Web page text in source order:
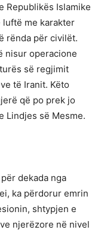
Republikës Islamike
me karakter
rënda për civilët.
nisur operacione
së regjimit
të Iranit. Këto
që po prek jo
Lindjes së Mesme.
dekada nga
ka përdorur emrin
shtypjen e
njerëzore në nivel